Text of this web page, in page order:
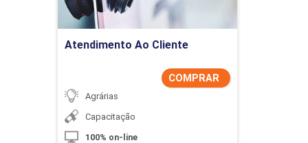
Seleção do tipo de gráfico de controle
Aleatoriedade e testes de normalidade
Atendimento Ao Cliente
COMPRAR
Agrárias
Capacitação
100% on-line